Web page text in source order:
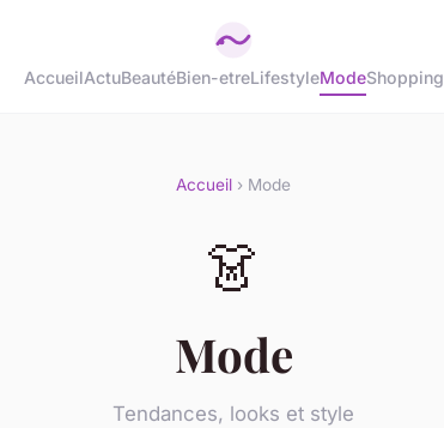
AccueilActuBeautéBien-etreLifestyleModeShopping
Accueil › Mode
👗
Mode
Tendances, looks et style